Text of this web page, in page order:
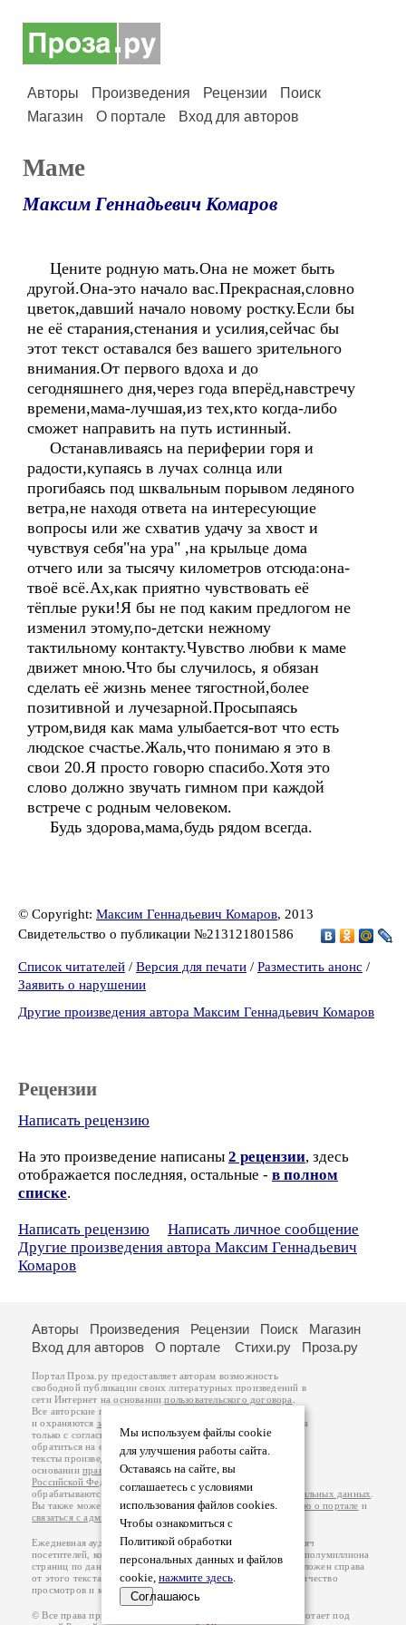
Авторы Произведения Рецензии
Поиск
Магазин
О портале Вход для авторов
Маме
Максим Геннадьевич Комаров
Цените родную мать.Она не может быть
другой.Она-это начало вас.Прекрасная,словно
цветок,давший начало новому ростку.Если бы
не её старания,стенания и усилия,сейчас бы
этот текст оставался без вашего зрительного
внимания.От первого вдоха и до
сегодняшнего дня,через года вперёд,навстречу
времени,мама-лучшая,из тех,кто когда-либо
сможет направить на путь истинный.
Останавливаясь на периферии горя и
радости,купаясь в лучах солнца или
прогибаясь под шквальным порывом ледяного
ветра,не находя ответа на интересующие
вопросы или же схватив удачу за хвост и
чувствуя себя"на ура" ,на крыльце дома
отчего или за тысячу километров отсюда:она-
твоё всё.Ах,как приятно чувствовать её
тёплые руки!Я бы не под каким предлогом не
изменил этому,по-детски нежному
тактильному контакту.Чувство любви к маме
движет мною.Что бы случилось, я обязан
сделать её жизнь менее тягостной,более
позитивной и лучезарной.Просыпаясь
утром,видя как мама улыбается-вот что есть
людское счастье.Жаль,что понимаю я это в
свои 20.Я просто говорю спасибо.Хотя это
слово должно звучать гимном при каждой
встрече с родным человеком.
Будь здорова,мама,будь рядом всегда.
© Copyright: Максим Геннадьевич Комаров, 2013
Свидетельство о публикации №213121801586
Список читателей / Версия для печати / Разместить анонс /
Заявить о нарушении
Другие произведения автора Максим Геннадьевич Комаров
Рецензии
Написать рецензию
На это произведение написаны 2 рецензии, здесь
отображается последняя, остальные - в полном
списке.
Написать рецензию
Написать личное сообщение
Другие произведения автора Максим Геннадьевич
Комаров
Мы используем файлы cookie
для улучшения работы сайта.
Оставаясь на сайте, вы
соглашаетесь с условиями
использования файлов cookies.
Чтобы ознакомиться с
Политикой обработки
персональных данных и файлов
cookie, нажмите здесь.
Соглашаюсь
Авторы Произведения Рецензии Поиск
Магазин
Вход для авторов
О портале Стихи.ру Проза.ру
Портал Проза.ру предоставляет авторам возможность
свободной публикации своих литературных произведений в
сети Интернет на основаниипользовательского договора
Все авторские права на произведения принадлежат авторам
и охраняются законом
. Перепечатка произведений возможна
только с согласия его автора, к которому вы можете
обратиться на его авторской странице. Ответственность за
тексты произведений авторы несут самостоятельно на
основанииправил публикацииизаконодательства
Российской Федерации
обрабатываются на основанииПолитики обработки персональных данных
Вы также можете посмотреть более подробнуюинформацию о портале и
связаться с администрацией
Ежедневная аудитория портала Проза.ру – порядка 100 тысяч
посетителей, которые в общей сумме просматривают более полумиллиона
страниц по данным счетчика посещаемости, который расположен справа
от этого текста. В каждой графе указано по две цифры: количество
просмотров и количество посетителей.
© Все права принадлежат авторам, 2000-2026. Портал работает под